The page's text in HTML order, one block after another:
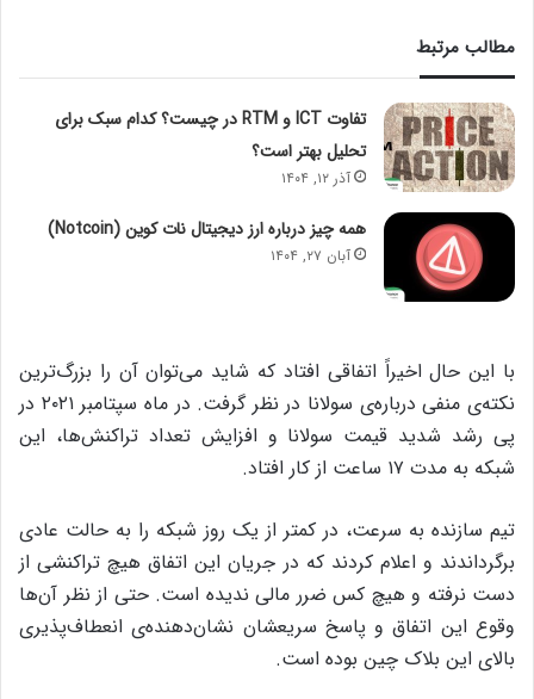
مطالب مرتبط
تفاوت ICT و RTM در چیست؟ کدام سبک برای
تحلیل بهتر است؟
آذر ۱۲, ۱۴۰۴
همه چیز درباره ارز دیجیتال نات کوین (Notcoin)
آبان ۲۷, ۱۴۰۴
با این حال اخیراً اتفاقی افتاد که شاید می‌توان آن را بزرگ‌ترین
نکته‌ی منفی درباره‌ی سولانا در نظر گرفت. در ماه سپتامبر ۲۰۲۱ در
پی رشد شدید قیمت سولانا و افزایش تعداد تراکنش‌ها، این
شبکه به مدت ۱۷ ساعت از کار افتاد.
تیم سازنده به سرعت، در کمتر از یک روز شبکه را به حالت عادی
برگرداندند و اعلام کردند که در جریان این اتفاق هیچ تراکنشی از
دست نرفته و هیچ کس ضرر مالی ندیده است. حتی از نظر آن‌ها
وقوع این اتفاق و پاسخ سریعشان نشان‌دهنده‌ی انعطاف‌پذیری
بالای این بلاک چین بوده است.